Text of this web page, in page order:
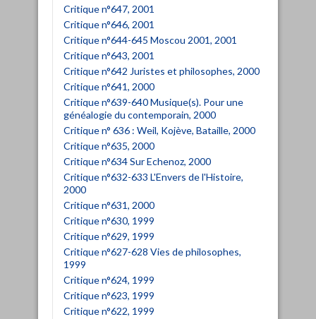
Critique n°647, 2001
Critique n°646, 2001
Critique n°644-645 Moscou 2001, 2001
Critique n°643, 2001
Critique n°642 Juristes et philosophes, 2000
Critique n°641, 2000
Critique n°639-640 Musique(s). Pour une
généalogie du contemporain, 2000
Critique n° 636 : Weil, Kojève, Bataille, 2000
Critique n°635, 2000
Critique n°634 Sur Echenoz, 2000
Critique n°632-633 L'Envers de l'Histoire,
2000
Critique n°631, 2000
Critique n°630, 1999
Critique n°629, 1999
Critique n°627-628 Vies de philosophes,
1999
Critique n°624, 1999
Critique n°623, 1999
Critique n°622, 1999